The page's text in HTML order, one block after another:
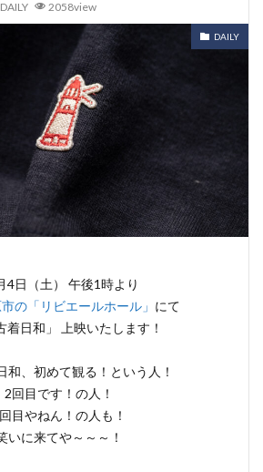
DAILY 2058view
DAILY
4日（土） 午後1時より
の「リビエールホール」 にて
着日和」 上映いたします！
和、初めて観る！という人！
2回目です！の人！
目やねん！の人も！
いに来てや～～～！